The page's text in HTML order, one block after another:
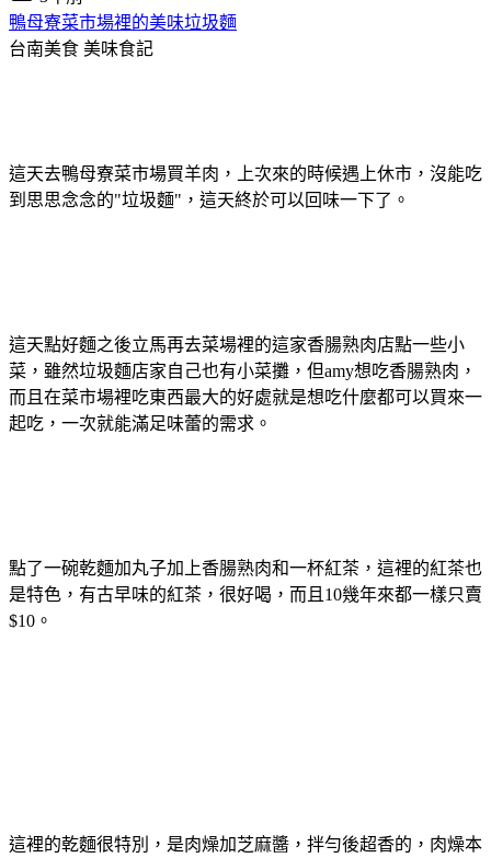
鴨母寮菜市場裡的美味垃圾麵
台南美食 美味食記
這天去鴨母寮菜市場買羊肉，上次來的時候遇上休市，沒能吃
到思思念念的"垃圾麵"，這天終於可以回味一下了。
這天點好麵之後立馬再去菜場裡的這家香腸熟肉店點一些小
菜，雖然垃圾麵店家自己也有小菜攤，但amy想吃香腸熟肉，
而且在菜市場裡吃東西最大的好處就是想吃什麼都可以買來一
起吃，一次就能滿足味蕾的需求。
點了一碗乾麵加丸子加上香腸熟肉和一杯紅茶，這裡的紅茶也
是特色，有古早味的紅茶，很好喝，而且10幾年來都一樣只賣
$10。
這裡的乾麵很特別，是肉燥加芝麻醬，拌勻後超香的，肉燥本